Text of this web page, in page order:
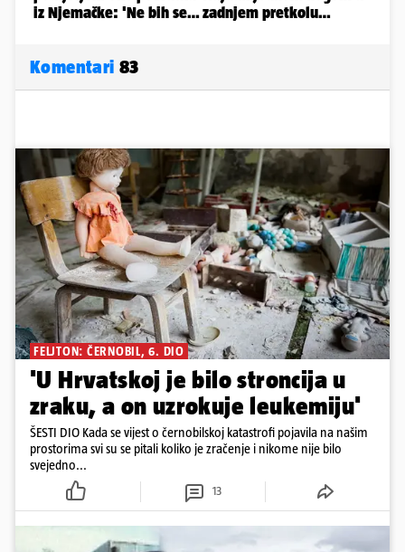
Komentari 83
FELJTON: ČERNOBIL, 6. DIO
'U Hrvatskoj je bilo stroncija u
zraku, a on uzrokuje leukemiju'
ŠESTI DIO Kada se vijest o černobilskoj katastrofi pojavila na našim
prostorima svi su se pitali koliko je zračenje i nikome nije bilo
svejedno...
13